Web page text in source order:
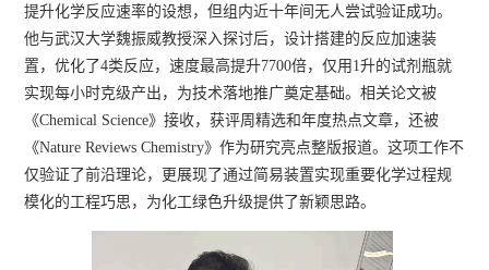
提升化学反应速率的设想，但组内近十年间无人尝试验证成功。
他与武汉大学魏振威教授深入探讨后，设计搭建的反应加速装
置，优化了4类反应，速度最高提升7700倍，仅用1升的试剂瓶就
实现每小时克级产出，为技术落地推广奠定基础。相关论文被
《Chemical Science》接收，获评周精选和年度热点文章，还被
《Nature Reviews Chemistry》作为研究亮点整版报道。这项工作不
仅验证了前沿理论，更展现了通过简易装置实现重要化学过程规
模化的工程巧思，为化工绿色升级提供了新颖思路。